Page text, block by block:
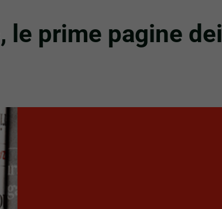
le prime pagine dei